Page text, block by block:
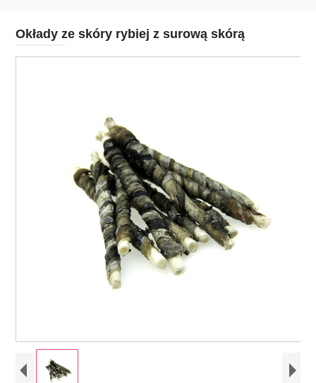
Okłady ze skóry rybiej z surową skórą